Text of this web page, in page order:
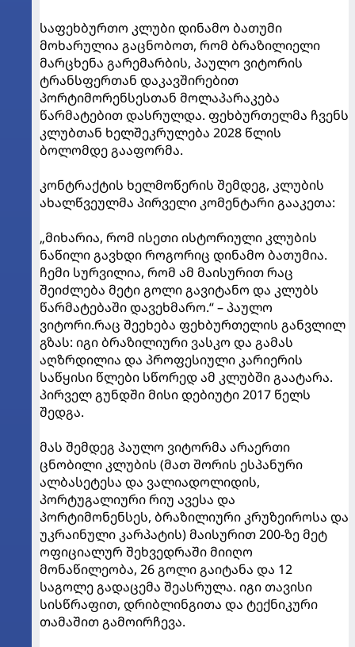
საფეხბურთო კლუბი დინამო ბათუმი
მოხარულია გაცნობოთ, რომ ბრაზილიელი
მარცხენა გარემარბის, პაულო ვიტორის
ტრანსფერთან დაკავშირებით
პორტიმორენსესთან მოლაპარაკება
წარმატებით დასრულდა. ფეხბურთელმა ჩვენს
კლუბთან ხელშეკრულება 2028 წლის
ბოლომდე გააფორმა.
კონტრაქტის ხელმოწერის შემდეგ, კლუბის
ახალწვეულმა პირველი კომენტარი გააკეთა:
„მიხარია, რომ ისეთი ისტორიული კლუბის
ნაწილი გავხდი როგორიც დინამო ბათუმია.
ჩემი სურვილია, რომ ამ მაისურით რაც
შეიძლება მეტი გოლი გავიტანო და კლუბს
წარმატებაში დავეხმარო.“ – პაულო
ვიტორი.რაც შეეხება ფეხბურთელის განვლილ
გზას: იგი ბრაზილიური ვასკო და გამას
აღზრდილია და პროფესიული კარიერის
საწყისი წლები სწორედ ამ კლუბში გაატარა.
პირველ გუნდში მისი დებიუტი 2017 წელს
შედგა.
მას შემდეგ პაულო ვიტორმა არაერთი
ცნობილი კლუბის (მათ შორის ესპანური
ალბასეტესა და ვალიადოლიდის,
პორტუგალიური რიუ ავესა და
პორტიმონენსეს, ბრაზილიური კრუზეიროსა და
უკრაინული კარპატის) მაისურით 200-ზე მეტ
ოფიციალურ შეხვედრაში მიიღო
მონაწილეობა, 26 გოლი გაიტანა და 12
საგოლე გადაცემა შეასრულა. იგი თავისი
სისწრაფით, დრიბლინგითა და ტექნიკური
თამაშით გამოირჩევა.